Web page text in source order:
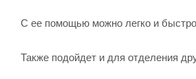
С ее помощью можно легко и
Также подойдет и для отделения